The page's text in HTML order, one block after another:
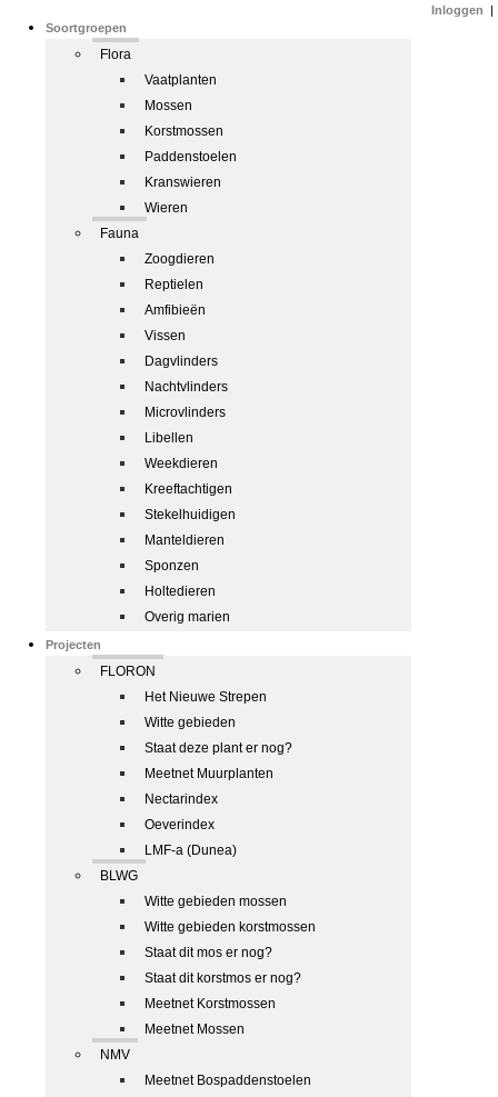
Soortgroepen
Flora
Vaatplanten
Mossen
Korstmossen
Paddenstoelen
Kranswieren
Wieren
Fauna
Zoogdieren
Reptielen
Amfibieën
Vissen
Dagvlinders
Nachtvlinders
Microvlinders
Libellen
Weekdieren
Kreeftachtigen
Stekelhuidigen
Manteldieren
Sponzen
Holtedieren
Overig marien
Projecten
FLORON
Het Nieuwe Strepen
Witte gebieden
Staat deze plant er nog?
Meetnet Muurplanten
Nectarindex
Oeverindex
LMF-a (Dunea)
BLWG
Witte gebieden mossen
Witte gebieden korstmossen
Staat dit mos er nog?
Staat dit korstmos er nog?
Meetnet Korstmossen
Meetnet Mossen
NMV
Meetnet Bospaddenstoelen
Inloggen |